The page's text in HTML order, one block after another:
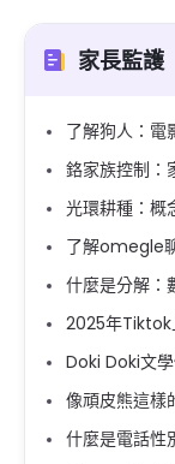
家長監護
了解狗人：電
鉻家族控制：
光環耕種：概
了解omegle
什麼是分解：
2025年Tiktok
Doki Doki文
像頑皮熊這樣
什麼是電話性